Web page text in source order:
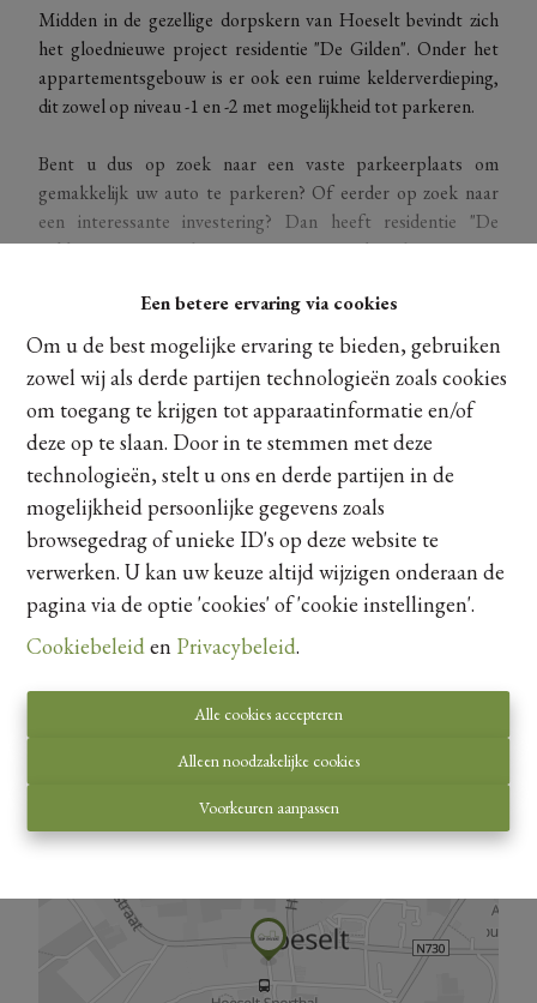
Een betere ervaring via cookies
Om u de best mogelijke ervaring te bieden, gebruiken
zowel wij als derde partijen technologieën zoals cookies
om toegang te krijgen tot apparaatinformatie en/of
deze op te slaan. Door in te stemmen met deze
technologieën, stelt u ons en derde partijen in de
mogelijkheid persoonlijke gegevens zoals
browsegedrag of unieke ID's op deze website te
verwerken. U kan uw keuze altijd wijzigen onderaan de
pagina via de optie 'cookies' of 'cookie instellingen'.
Cookiebeleid en Privacybeleid.
Alle cookies accepteren
Alleen noodzakelijke cookies
Voorkeuren aanpassen
Midden in de gezellige dorpskern van Hoeselt bevindt zich
het gloednieuwe project residentie "De Gilden". Onder het
appartementsgebouw is er ook een ruime kelderverdieping,
dit zowel op niveau -1 en -2 met mogelijkheid tot parkeren.
Bent u dus op zoek naar een vaste parkeerplaats om
gemakkelijk uw auto te parkeren? Of eerder op zoek naar
een interessante investering? Dan heeft residentie "De
Gilden" wat u zoekt! De garage is te bereiken via een
Smalstraat. Een autolift brengt je tot -2 waar zich de
autostaanplaats bevindt. Deze beschikt over een totale
oppervlakte van om en bij de 12,50m².
Interesse? Contacteer ons dan snel op 011/22.22.95!
Ontdek meer
Delen
Kaartweergave